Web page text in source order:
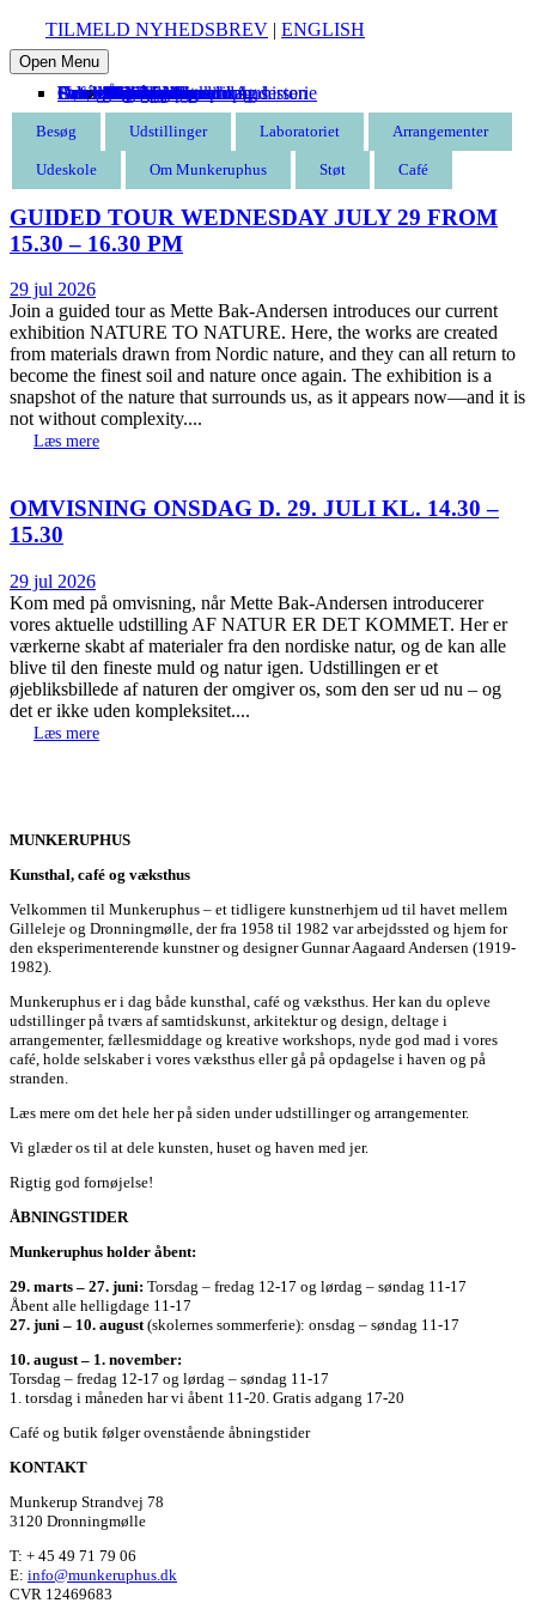
TILMELD NYHEDSBREV | ENGLISH
Open Menu
BesøgEntré
Åbningstider
Find vej
Butik
Omvisning
Udstillinger
Aktuelle
Kommende
Tidligere
Laboratoriet
Arrangementer
Kommende
Tidligere
Udeskole
Om Munkeruphus
Munkeruphus i dag
Husets arkitektur og historie
Gunnar Aagaard Andersen
Have og strand
Leje af Munkeruphus
Organisation
Stillinger
Persondatapolitik
Støt Støt Munkeruphus
Bliv kunstven
Bliv frivillig
Bliv sponsor
Tak til
Café
Besøg Udstillinger Laboratoriet Arrangementer
Udeskole Om Munkeruphus Støt Café
GUIDED TOUR WEDNESDAY JULY 29 FROM
15.30 – 16.30 PM
29 jul 2026
Join a guided tour as Mette Bak-Andersen introduces our current
exhibition NATURE TO NATURE. Here, the works are created
from materials drawn from Nordic nature, and they can all return to
become the finest soil and nature once again. The exhibition is a
snapshot of the nature that surrounds us, as it appears now—and it is
not without complexity....
Læs mere
OMVISNING ONSDAG D. 29. JULI KL. 14.30 –
15.30
29 jul 2026
Kom med på omvisning, når Mette Bak-Andersen introducerer
vores aktuelle udstilling AF NATUR ER DET KOMMET. Her er
værkerne skabt af materialer fra den nordiske natur, og de kan alle
blive til den fineste muld og natur igen. Udstillingen er et
øjebliksbillede af naturen der omgiver os, som den ser ud nu – og
det er ikke uden kompleksitet....
Læs mere
MUNKERUPHUS
Kunsthal, café og væksthus
Velkommen til Munkeruphus – et tidligere kunstnerhjem ud til havet mellem
Gilleleje og Dronningmølle, der fra 1958 til 1982 var arbejdssted og hjem for
den eksperimenterende kunstner og designer Gunnar Aagaard Andersen (1919-
1982).
Munkeruphus er i dag både kunsthal, café og væksthus. Her kan du opleve
udstillinger på tværs af samtidskunst, arkitektur og design, deltage i
arrangementer, fællesmiddage og kreative workshops, nyde god mad i vores
café, holde selskaber i vores væksthus eller gå på opdagelse i haven og på
stranden.
Læs mere om det hele her på siden under udstillinger og arrangementer.
Vi glæder os til at dele kunsten, huset og haven med jer.
Rigtig god fornøjelse!
ÅBNINGSTIDER
Munkeruphus holder åbent:
29. marts – 27. juni: Torsdag – fredag 12-17 og lørdag – søndag 11-17
Åbent alle helligdage 11-17
27. juni – 10. august (skolernes sommerferie): onsdag – søndag 11-17
10. august – 1. november:
Torsdag – fredag 12-17 og lørdag – søndag 11-17
1. torsdag i måneden har vi åbent 11-20. Gratis adgang 17-20
Café og butik følger ovenstående åbningstider
KONTAKT
Munkerup Strandvej 78
3120 Dronningmølle
T: + 45 49 71 79 06
E: info@munkeruphus.dk
CVR 12469683